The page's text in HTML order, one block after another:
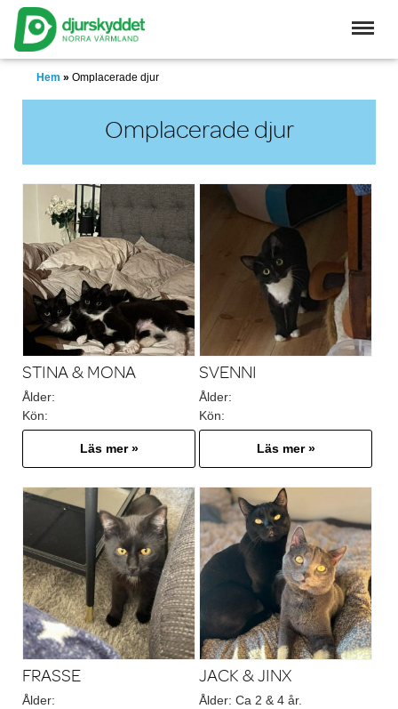
Skip
main
contentHem » Omplacerade djur
Omplacerade djur
STINA & MONA
Ålder:
Kön:
Läs mer »
SVENNI
Ålder:
Kön:
Läs mer »
FRASSE
Ålder:
JACK & JINX
Ålder: Ca 2 & 4 år.